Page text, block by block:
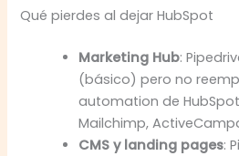
Qué pierdes al dejar HubSpot
Marketing Hub:
(básico) pero no
automation de
Mailchimp,
CMS y landing pages: